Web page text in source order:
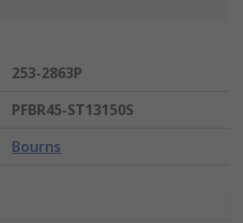
253-2863P
PFBR45-ST13150S
Bourns